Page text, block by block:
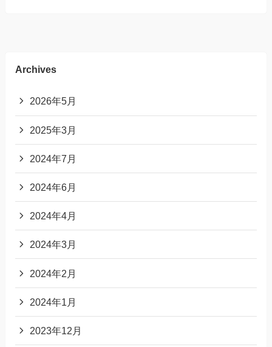
Archives
2026年5月
2025年3月
2024年7月
2024年6月
2024年4月
2024年3月
2024年2月
2024年1月
2023年12月